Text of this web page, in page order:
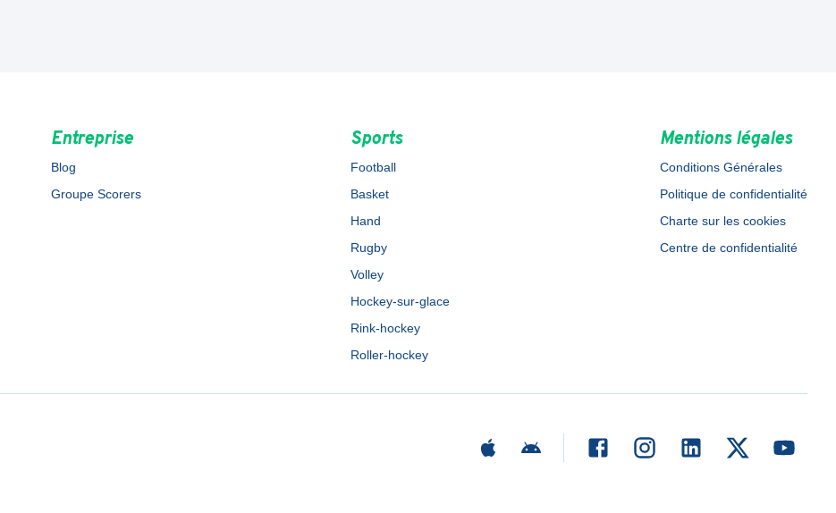
Entreprise
Blog
Groupe Scorers
Sports
Football
Basket
Hand
Rugby
Volley
Hockey-sur-glace
Rink-hockey
Roller-hockey
Mentions légales
Conditions Générales
Politique de confidentialité
Charte sur les cookies
Centre de confidentialité